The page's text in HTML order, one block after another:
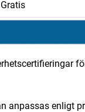
Gratis
anpassas enligt